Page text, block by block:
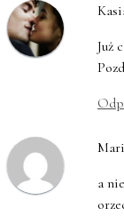
Już
a